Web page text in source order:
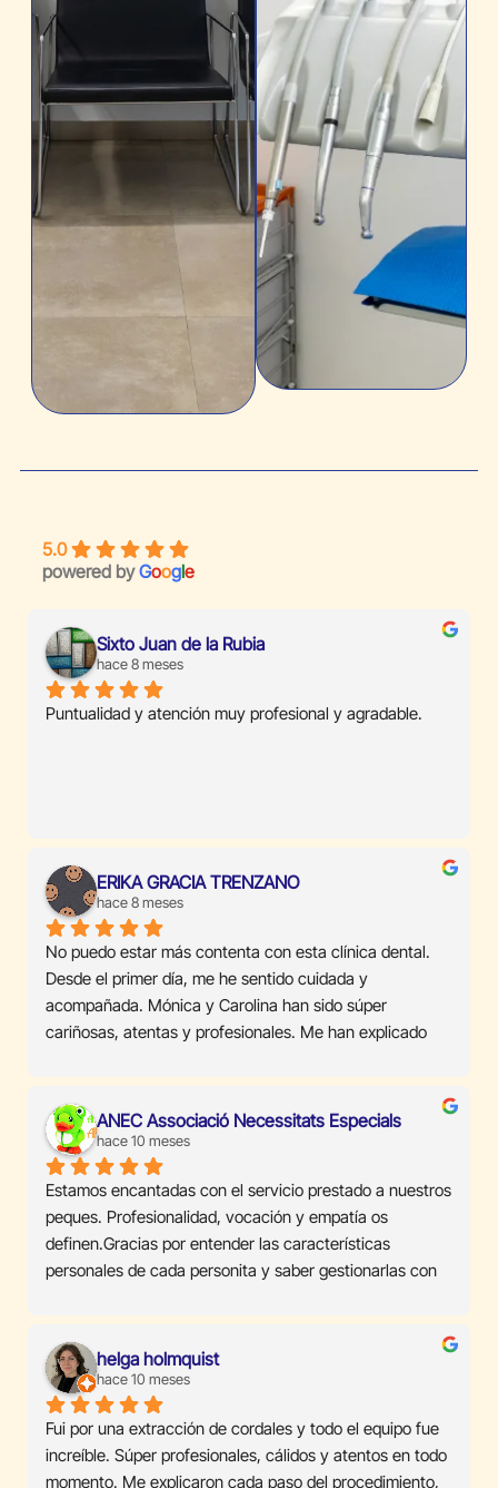
5.0
powered byGoogle
Sixto Juan de la Rubia
hace 8 meses
Puntualidad y atención muy profesional y agradable.
ERIKA GRACIA TRENZANO
hace 8 meses
No puedo estar más contenta con esta clínica dental.
Desde el primer día, me he sentido cuidada y
acompañada. Mónica y Carolina han sido súper
cariñosas, atentas y profesionales. Me han explicado
recomendable!
ANEC Associació Necessitats Especials
hace 10 meses
Estamos encantadas con el servicio prestado a nuestros
peques. Profesionalidad, vocación y empatía os
definen.Gracias por entender las características
personales de cada personita y saber gestionarlas con
Sandra hacéis un equipo magnífico. Mil gracias
helga holmquist
hace 10 meses
Fui por una extracción de cordales y todo el equipo fue
increíble. Súper profesionales, cálidos y atentos en todo
momento. Me explicaron cada paso del procedimiento,